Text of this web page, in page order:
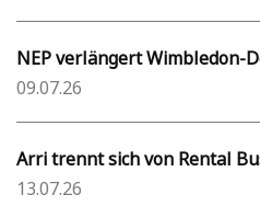
NEP verlängert Wimbledon-
09.07.26
Arri trennt sich von Rental
13.07.26